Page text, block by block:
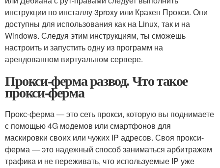
инструкции по инсталлу 3proxy или Кракен Прокси. Они
доступны для использования как на Linux, так и на
Windows. Следуя этим инструкциям, ты сможешь
настроить и запустить одну из программ на
арендованном виртуальном сервере.
Прокси-ферма развод. Что такое
прокси-ферма
Прокс-ферма — это сеть прокси, которую вы поднимаете
с помощью 4G модемов или смартфонов для
маскировки своих или чужих IP адресов. Своя прокси-
ферма — это надежный способ заниматься арбитражем
трафика и не переживать, что используемые IP уже